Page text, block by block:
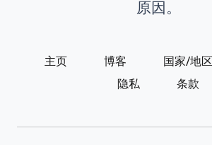
原因。
主页 博客 国家/地区
隐私
条款